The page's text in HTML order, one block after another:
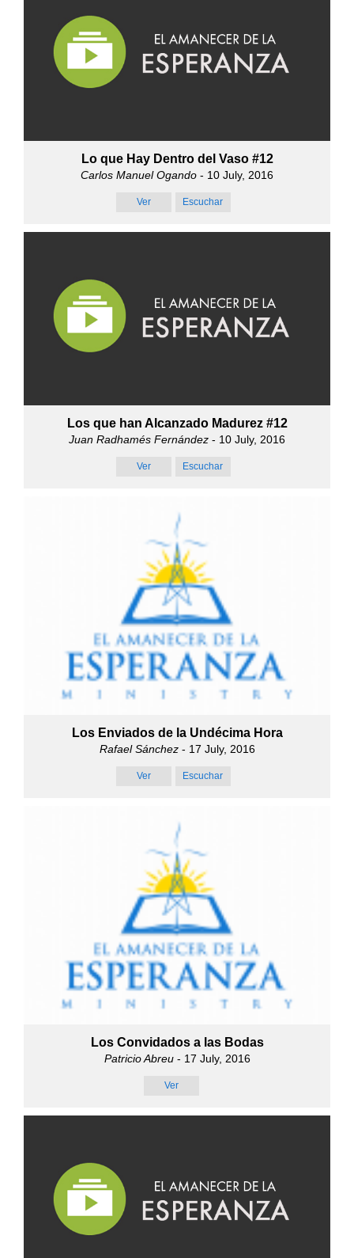
Lo que Hay Dentro del Vaso #12
Carlos Manuel Ogando - 10 July, 2016
Ver Escuchar
Los que han Alcanzado Madurez #12
Juan Radhamés Fernández - 10 July, 2016
Ver Escuchar
Los Enviados de la Undécima Hora
Rafael Sánchez- 17 July, 2016
Ver Escuchar
Los Convidados a las Bodas
Patricio Abreu- 17 July, 2016
Ver